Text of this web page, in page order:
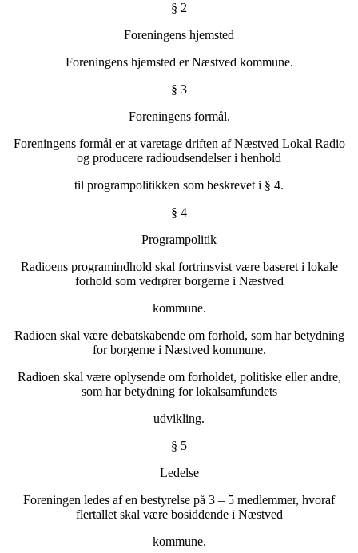
§ 2
Foreningens hjemsted
Foreningens hjemsted er Næstved kommune.
§ 3
Foreningens formål.
Foreningens formål er at varetage driften af Næstved Lokal Radio
og producere radioudsendelser i henhold
til programpolitikken som beskrevet i § 4.
§ 4
Programpolitik
Radioens programindhold skal fortrinsvist være baseret i lokale
forhold som vedrører borgerne i Næstved
kommune.
Radioen skal være debatskabende om forhold, som har betydning
for borgerne i Næstved kommune.
Radioen skal være oplysende om forholdet, politiske eller andre,
som har betydning for lokalsamfundets
udvikling.
§ 5
Ledelse
Foreningen ledes af en bestyrelse på 3 – 5 medlemmer, hvoraf
flertallet skal være bosiddende i Næstved
kommune.